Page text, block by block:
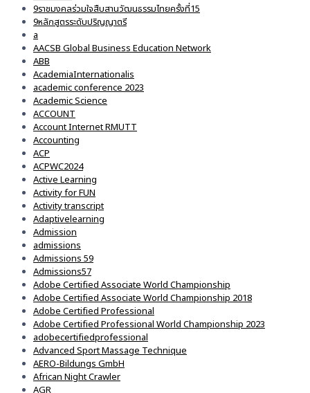
9ราชมงคลร่วมใจสืบสานวัฒนธรรมไทยครั้งที่15
9หลักสูตรระดับปริญญาตรี
a
AACSB Global Business Education Network
ABB
AcademiaInternationalis
academic conference 2023
Academic Science
ACCOUNT
Account Internet RMUTT
Accounting
ACP
ACPWC2024
Active Learning
Activity for FUN
Activity transcript
Adaptivelearning
Admission
admissions
Admissions 59
Admissions57
Adobe Certified Associate World Championship
Adobe Certified Associate World Championship 2018
Adobe Certified Professional
Adobe Certified Professional World Championship 2023
adobecertifiedprofessional
Advanced Sport Massage Technique
AERO-Bildungs GmbH
African Night Crawler
AGR